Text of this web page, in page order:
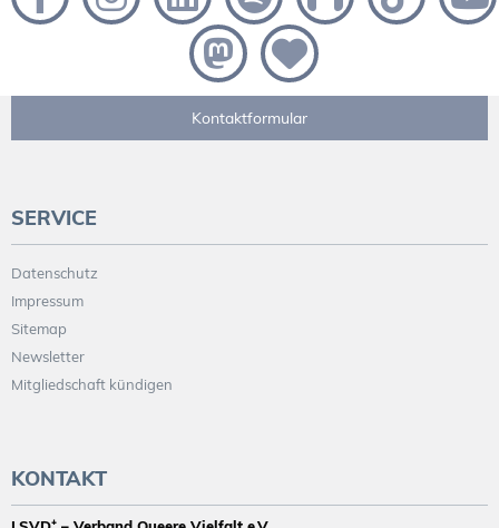
Kontaktformular
SERVICE
Datenschutz
Impressum
Sitemap
Newsletter
Mitgliedschaft kündigen
KONTAKT